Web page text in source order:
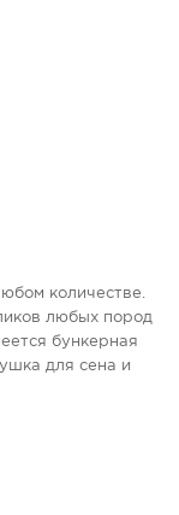
количестве.
любых пород
бункерная
для сена и